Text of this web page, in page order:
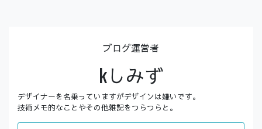
ブログ運営者
kしみず
デザイナーを名乗っていますがデザインは嫌いです。
技術メモ的なことやその他雑記をつらつらと。